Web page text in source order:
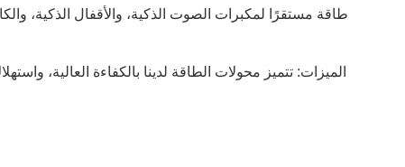
طاقة مستقرًا لمكبرات الصوت الذكية، والأقفال الذكية،
الميزات: تتميز محولات الطاقة لدينا بالكفاءة العالية،